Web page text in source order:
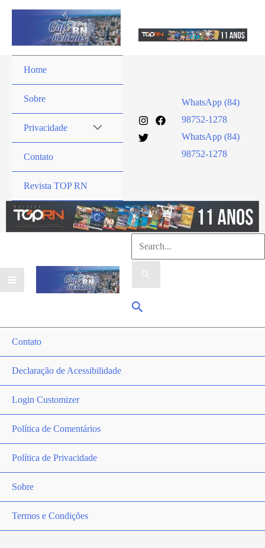
Home
Sobre
Privacidade
Contato
Revista TOP RN
WhatsApp (84)
98752-1278
WhatsApp (84)
98752-1278
Pesquisar
por:
Pesquisar
Contato
Declaração de Acessibilidade
Login Customizer
Política de Comentários
Política de Privacidade
Sobre
Termos e Condições